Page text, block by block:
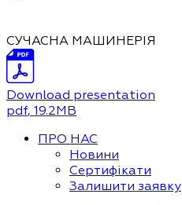
СУЧАСНА МАШИНЕРІЯ
Download presentation
pdf, 19.2MB
ПРО НАС
Новини
Сертифікати
Залишити заявку